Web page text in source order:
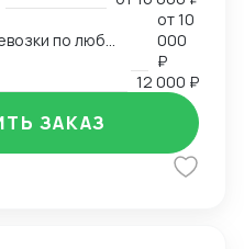
Международные грузоперевозки по любым маршрутам и любыми видами транспорта
от10
000
₽
12 000 ₽
ЗАКАЗ